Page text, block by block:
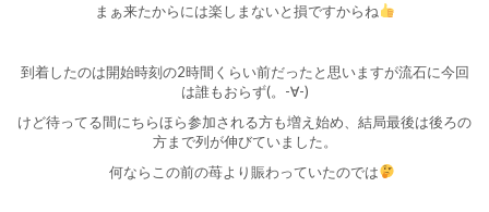
まぁ来たからには楽しまないと損ですからね
到着したのは開始時刻の2時間くらい前だったと思いますが流石に今回
は誰もおらず(。-∀-)
けど待ってる間にちらほら参加される方も増え始め、結局最後は後ろの
方まで列が伸びていました。
何ならこの前の苺より賑わっていたのでは